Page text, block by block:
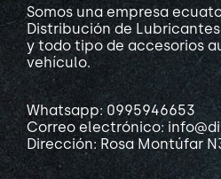
Somos una empresa
Distribución de
y todo tipo de accesorios
vehículo.
Whatsapp: 0995946653
Correo electrónico:
Dirección: Rosa Montúfar